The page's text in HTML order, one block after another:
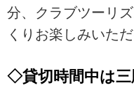
分、クラブツーリ
くりお楽しみいただ
◇貸切時間中は三